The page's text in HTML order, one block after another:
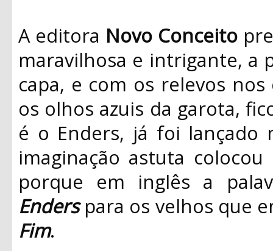
A editora Novo Conceito
maravilhosa e intrigante, a
capa, e com os relevos
os olhos azuis da garota,
é o Enders, já foi lançado
imaginação astuta
porque em inglês a
Enderspara os velhos que
Fim.